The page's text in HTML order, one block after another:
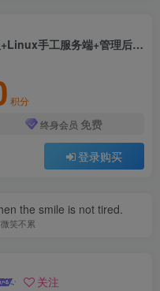
经典3D魔幻RPG端游完美国际131版+Linux手工服务端+管理后台+网页注册+GM工具+PC客户端+详细教程
积分
终身会员 免费
登录购买
the smile is not tired.
笑不累
关注